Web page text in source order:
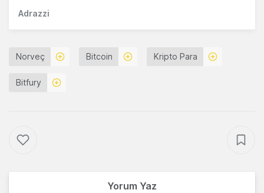
Adrazzi
Norveç Bitcoin Kripto Para
Bitfury
Yorum Yaz